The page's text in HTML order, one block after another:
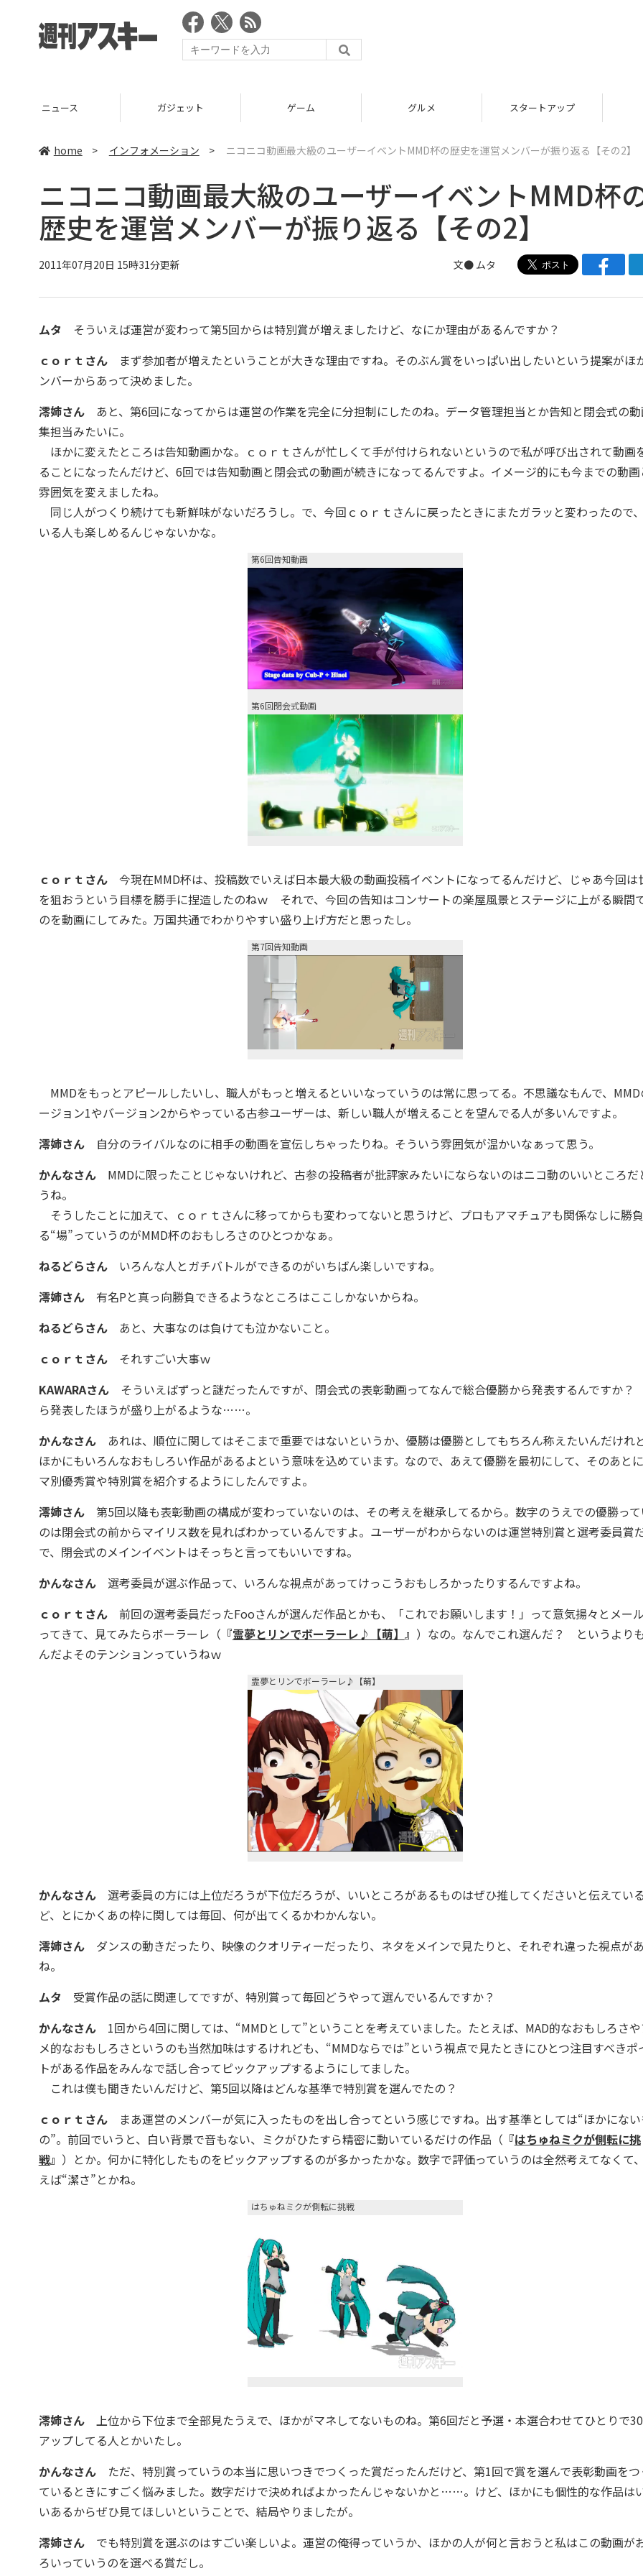
ニュース ガジェット ゲーム グルメ スタートアップ
home > インフォメーション > ニコニコ動画最大級のユーザーイベントMMD杯の歴史を運営メンバーが振り返る【その2】
ニコニコ動画最大級のユーザーイベントMMD杯
歴史を運営メンバーが振り返る【その2】
2011年07月20日 15時31分更新 文● ムタ
ムタ そういえば運営が変わって第5回からは特別賞が増えましたけど、なにか理由があるんですか？
ｃｏｒｔさんまず参加者が増えたということが大きな理由ですね。そのぶん賞をいっぱい出したいという提案がほ
ンバーからあって決めました。
澪姉さんあと、第6回になってからは運営の作業を完全に分担制にしたのね。データ管理担当とか告知と閉会式の
集担当みたいに。
ほかに変えたところは告知動画かな。ｃｏｒｔさんが忙しくて手が付けられないというので私が呼び出されて動画
ることになったんだけど、6回では告知動画と閉会式の動画が続きになってるんですよ。イメージ的にも今までの動画
雰囲気を変えましたね。
同じ人がつくり続けても新鮮味がないだろうし。で、今回ｃｏｒｔさんに戻ったときにまたガラッと変わったので
いる人も楽しめるんじゃないかな。
第6回告知動画
第6回閉会式動画
ｃｏｒｔさん今現在MMD杯は、投稿数でいえば日本最大級の動画投稿イベントになってるんだけど、じゃあ今回は
を狙おうという目標を勝手に捏造したのねｗ それで、今回の告知はコンサートの楽屋風景とステージに上がる瞬間
のを動画にしてみた。万国共通でわかりやすい盛り上げ方だと思ったし。
第7回告知動画
MMDをもっとアピールしたいし、職人がもっと増えるといいなっていうのは常に思ってる。不思議なもんで、MMD
ージョン1やバージョン2からやっている古参ユーザーは、新しい職人が増えることを望んでる人が多いんですよ。
澪姉さん自分のライバルなのに相手の動画を宣伝しちゃったりね。そういう雰囲気が温かいなぁって思う。
かんなさんMMDに限ったことじゃないけれど、古参の投稿者が批評家みたいにならないのはニコ動のいいところだ
うね。
そうしたことに加えて、ｃｏｒｔさんに移ってからも変わってないと思うけど、プロもアマチュアも関係なしに勝
る“場”っていうのがMMD杯のおもしろさのひとつかなぁ。
ねるどらさんいろんな人とガチバトルができるのがいちばん楽しいですね。
澪姉さん有名Pと真っ向勝負できるようなところはここしかないからね。
ねるどらさんあと、大事なのは負けても泣かないこと。
ｃｏｒｔさんそれすごい大事ｗ
KAWARAさんそういえばずっと謎だったんですが、閉会式の表彰動画ってなんで総合優勝から発表するんですか
ら発表したほうが盛り上がるような……。
かんなさんあれは、順位に関してはそこまで重要ではないというか、優勝は優勝としてもちろん称えたいんだけれど
ほかにもいろんなおもしろい作品があるよという意味を込めています。なので、あえて優勝を最初にして、そのあと
マ別優秀賞や特別賞を紹介するようにしたんですよ。
澪姉さん第5回以降も表彰動画の構成が変わっていないのは、その考えを継承してるから。数字のうえでの優勝って
のは閉会式の前からマイリス数を見ればわかっているんですよ。ユーザーがわからないのは運営特別賞と選考委員賞
で、閉会式のメインイベントはそっちと言ってもいいですね。
かんなさん選考委員が選ぶ作品って、いろんな視点があってけっこうおもしろかったりするんですよね。
ｃｏｒｔさん前回の選考委員だったFooさんが選んだ作品とかも、「これでお願いします！」って意気揚々とメー
ってきて、見てみたらボーラーレ（ 『霊夢とリンでボーラーレ♪【萌】 』 ）なの。なんでこれ選んだ？ というより
んだよそのテンションっていうねｗ
霊夢とリンでボーラーレ♪【萌】
かんなさん選考委員の方には上位だろうが下位だろうが、いいところがあるものはぜひ推してくださいと伝えてい
ど、とにかくあの枠に関しては毎回、何が出てくるかわかんない。
澪姉さんダンスの動きだったり、映像のクオリティーだったり、ネタをメインで見たりと、それぞれ違った視点が
ね。
ムタ 受賞作品の話に関連してですが、特別賞って毎回どうやって選んでいるんですか？
かんなさん1回から4回に関しては、“MMDとして”ということを考えていました。たとえば、MAD的なおもしろさや
メ的なおもしろさというのも当然加味はするけれども、“MMDならでは”という視点で見たときにひとつ注目すべきポ
トがある作品をみんなで話し合ってピックアップするようにしてました。
これは僕も聞きたいんだけど、第5回以降はどんな基準で特別賞を選んでたの？
ｃｏｒｔさんまあ運営のメンバーが気に入ったものを出し合ってという感じですね。出す基準としては“ほかにない
の”。前回でいうと、白い背景で音もない、ミクがひたすら精密に動いているだけの作品（ 『はちゅねミクが側転に挑
戦』 ）とか。何かに特化したものをピックアップするのが多かったかな。数字で評価っていうのは全然考えてなくて
えば“潔さ”とかね。
はちゅねミクが側転に挑戦
澪姉さん上位から下位まで全部見たうえで、ほかがマネしてないものね。第6回だと予選・本選合わせてひとりで
アップしてる人とかいたし。
かんなさんただ、特別賞っていうの本当に思いつきでつくった賞だったんだけど、第1回で賞を選んで表彰動画をつ
ているときにすごく悩みました。数字だけで決めればよかったんじゃないかと……。けど、ほかにも個性的な作品は
いあるからぜひ見てほしいということで、結局やりましたが。
澪姉さんでも特別賞を選ぶのはすごい楽しいよ。運営の俺得っていうか、ほかの人が何と言おうと私はこの動画が
ろいっていうのを選べる賞だし。